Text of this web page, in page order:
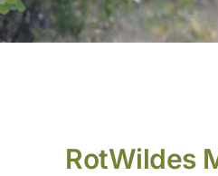
RotWildes